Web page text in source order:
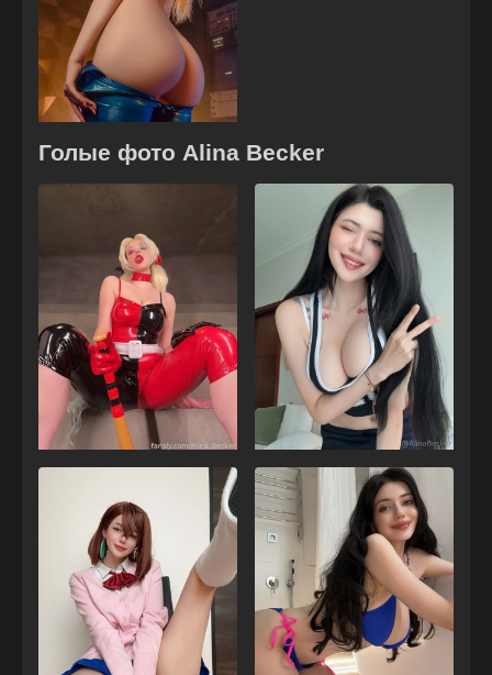
Голые фото Alina Becker